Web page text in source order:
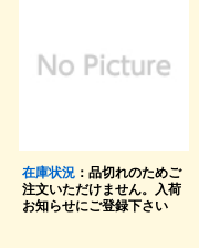
在庫状況：品切れのためご
注文いただけません。入荷
お知らせにご登録下さい